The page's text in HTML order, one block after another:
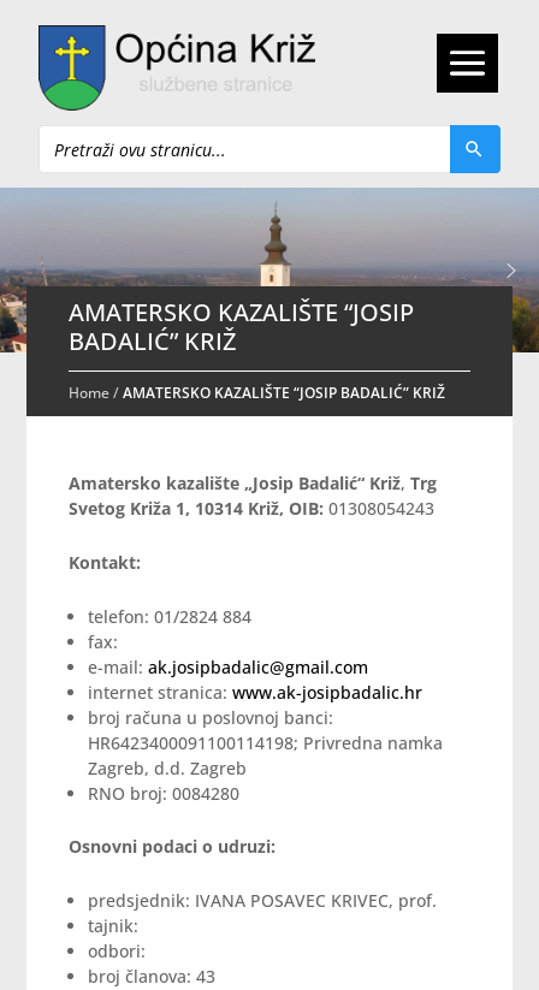
Pretraži
AMATERSKO KAZALIŠTE “JOSIP
BADALIĆ” KRIŽ
Home/AMATERSKO KAZALIŠTE “JOSIP BADALIĆ” KRIŽ
Amatersko kazalište „Josip Badalić“ Križ, Trg
Svetog Križa 1, 10314 Križ, OIB: 01308054243
Kontakt:
telefon: 01/2824 884
fax:
e-mail:ak.josipbadalic@gmail.com
internet stranica:www.ak-josipbadalic.hr
broj računa u poslovnoj banci:
HR6423400091100114198; Privredna namka
Zagreb, d.d. Zagreb
RNO broj: 0084280
Osnovni podaci o udruzi:
predsjednik: IVANA POSAVEC KRIVEC, prof.
tajnik:
odbori:
broj članova: 43